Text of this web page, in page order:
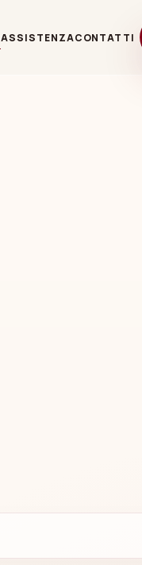
ASSISTENZACONTATTI